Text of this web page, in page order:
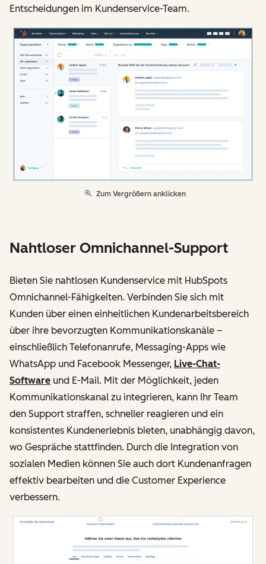
Entscheidungen im Kundenservice-Team.
Zum Vergrößern anklicken
Nahtloser Omnichannel-Support
Bieten Sie nahtlosen Kundenservice mit HubSpots
Omnichannel-Fähigkeiten. Verbinden Sie sich mit
Kunden über einen einheitlichen Kundenarbeitsbereich
über ihre bevorzugten Kommunikationskanäle –
einschließlich Telefonanrufe, Messaging-Apps wie
WhatsApp und Facebook Messenger, Live-Chat-
Software und E-Mail. Mit der Möglichkeit, jeden
Kommunikationskanal zu integrieren, kann Ihr Team
den Support straffen, schneller reagieren und ein
konsistentes Kundenerlebnis bieten, unabhängig davon,
wo Gespräche stattfinden. Durch die Integration von
sozialen Medien können Sie auch dort Kundenanfragen
effektiv bearbeiten und die Customer Experience
verbessern.